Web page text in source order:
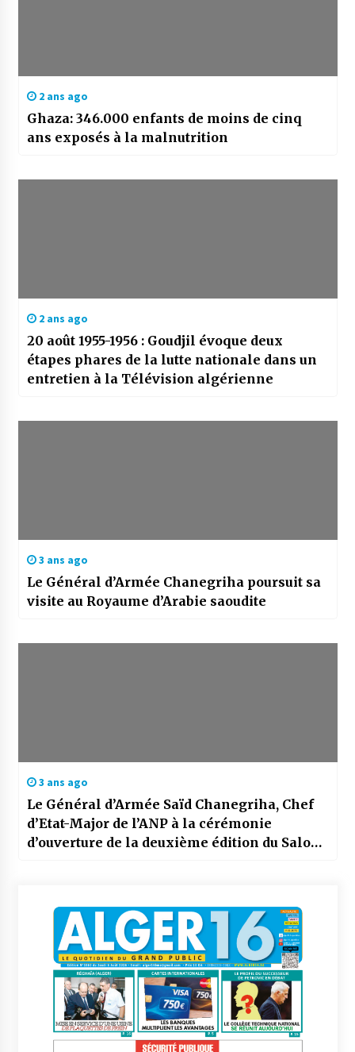
2 ans ago
Ghaza: 346.000 enfants de moins de cinq
ans exposés à la malnutrition
2 ans ago
20 août 1955-1956 : Goudjil évoque deux
étapes phares de la lutte nationale dans un
entretien à la Télévision algérienne
3 ans ago
Le Général d’Armée Chanegriha poursuit sa
visite au Royaume d’Arabie saoudite
3 ans ago
Le Général d’Armée Saïd Chanegriha, Chef
d’Etat-Major de l’ANP à la cérémonie
d’ouverture de la deuxième édition du Salon